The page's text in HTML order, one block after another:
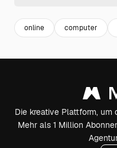
online computer
Die kreative Plattform,
Mehr als 1 Million